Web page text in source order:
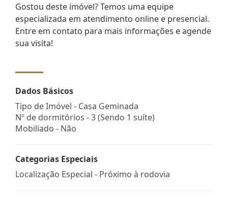
Gostou deste imóvel? Temos uma equipe
especializada em atendimento online e presencial.
Entre em contato para mais informações e agende
sua visita!
Dados Básicos
Tipo de Imóvel - Casa Geminada
Nº de dormitórios - 3 (Sendo 1 suíte)
Mobiliado - Não
Categorias Especiais
Localização Especial - Próximo à rodovia